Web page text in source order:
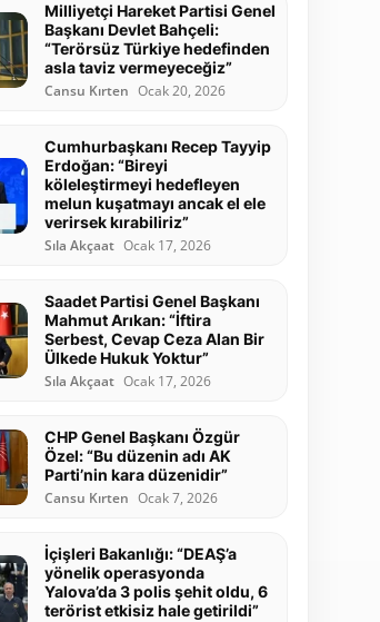
Milliyetçi Hareket Partisi Genel
Başkanı Devlet Bahçeli:
“Terörsüz Türkiye hedefinden
asla taviz vermeyeceğiz”
Cansu Kırten Ocak 20, 2026
Cumhurbaşkanı Recep Tayyip
Erdoğan: “Bireyi
köleleştirmeyi hedefleyen
melun kuşatmayı ancak el ele
verirsek kırabiliriz”
Sıla Akçaat Ocak 17, 2026
Saadet Partisi Genel Başkanı
Mahmut Arıkan: “İftira
Serbest, Cevap Ceza Alan Bir
Ülkede Hukuk Yoktur”
Sıla Akçaat Ocak 17, 2026
CHP Genel Başkanı Özgür
Özel: “Bu düzenin adı AK
Parti’nin kara düzenidir”
Cansu Kırten Ocak 7, 2026
İçişleri Bakanlığı: “DEAŞ’a
yönelik operasyonda
Yalova’da 3 polis şehit oldu, 6
terörist etkisiz hale getirildi”